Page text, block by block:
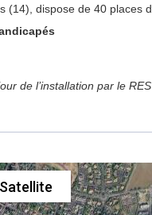
(14), dispose de 40 places
de l’installation par le
Satellite